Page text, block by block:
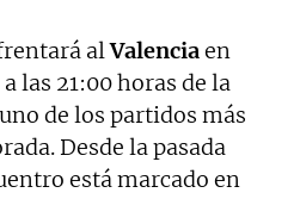
alValenciaen
las 21:00 horas de la
de los partidos más
Desde la pasada
está marcado en